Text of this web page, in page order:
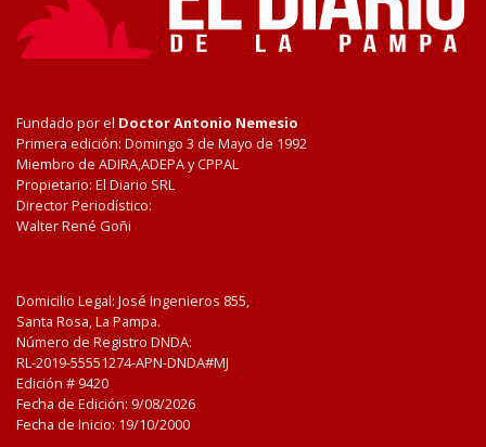
Fundado por el Doctor Antonio Nemesio
Primera edición: Domingo 3 de Mayo de 1992
Miembro de ADIRA,ADEPA y CPPAL
Propietario: El Diario SRL
Director Periodístico:
Walter René Goñi
Domicilio Legal: José Ingenieros 855,
Santa Rosa, La Pampa.
Número de Registro DNDA:
RL-2019-55551274-APN-DNDA#MJ
Edición # 9420
Fecha de Edición: 9/08/2026
Fecha de Inicio: 19/10/2000